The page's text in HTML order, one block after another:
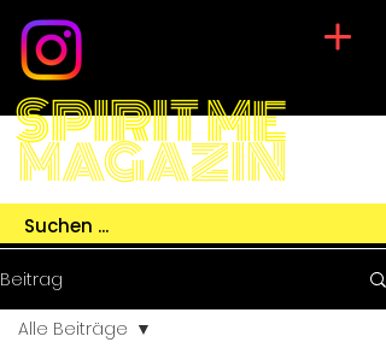
SPIRIT ME
MAGAZIN
Beitrag
Alle Beiträge